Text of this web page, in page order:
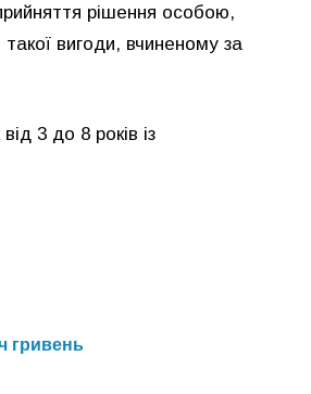
рішення особою,
вигоди, вчиненому за
3 до 8 років із
гривень